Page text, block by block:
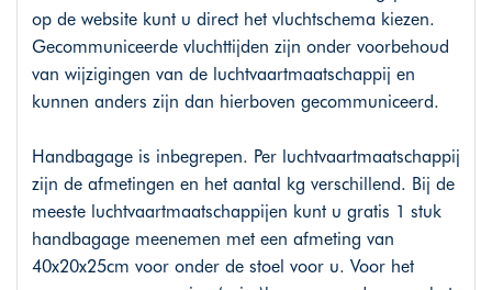
op de website kunt u direct het vluchtschema kiezen.
Gecommuniceerde vluchttijden zijn onder voorbehoud
van wijzigingen van de luchtvaartmaatschappij en
kunnen anders zijn dan hierboven gecommuniceerd.
Handbagage is inbegrepen. Per luchtvaartmaatschappij
zijn de afmetingen en het aantal kg verschillend. Bij de
meeste luchtvaartmaatschappijen kunt u gratis 1 stuk
handbagage meenemen met een afmeting van
40x20x25cm voor onder de stoel voor u. Voor het